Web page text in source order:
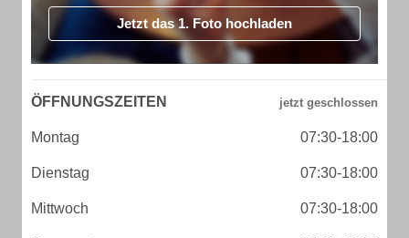
Jetzt das 1. Foto hochladen
ÖFFNUNGSZEITEN
Montag 07:30-18:00
Dienstag 07:30-18:00
Mittwoch 07:30-18:00